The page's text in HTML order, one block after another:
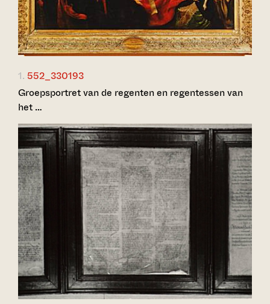
1. 552_330193
Groepsportret van de regenten en regentessen van
het …